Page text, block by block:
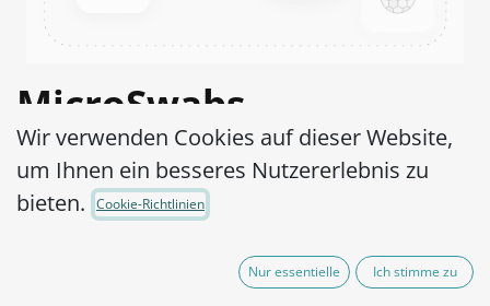
MicroSwabs
Cardiobacterium
hominis ATCC® 14900™
Wir verwenden Cookies auf dieser Website,
um Ihnen ein besseres Nutzererlebnis zu
bieten.
Cookie-Richtlinien
Nur essentielle Ich stimme zu